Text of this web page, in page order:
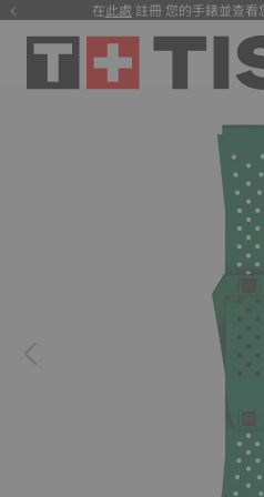
在此處 註冊 您的手錶並查
注册